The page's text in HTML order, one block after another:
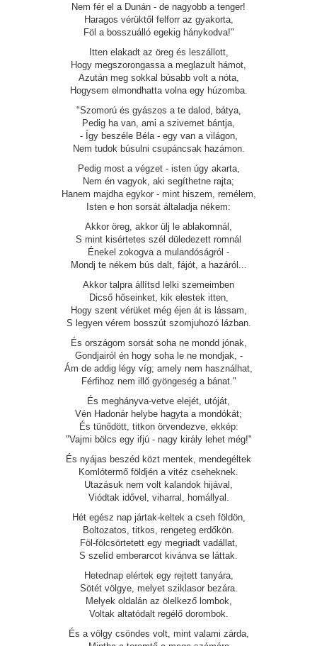
Nem fér el a Dunán - de nagyobb a tenger!
Haragos vérüktől felforr az gyakorta,
Föl a bosszuálló egekig hánykodva!"
Itten elakadt az öreg és leszállott,
Hogy megszorongassa a meglazult hámot,
Azután meg sokkal búsabb volt a nóta,
Hogysem elmondhatta volna egy húzomba.
"Szomorú és gyászos a te dalod, bátya,
Pedig ha van, ami a szivemet bántja,
- Így beszéle Béla - egy van a világon,
Nem tudok búsulni csupáncsak hazámon.
Pedig most a végzet - isten úgy akarta,
Nem én vagyok, aki segíthetne rajta;
Hanem majdha egykor - mint hiszem, remélem,
Isten e hon sorsát általadja nékem:
Akkor öreg, akkor ülj le ablakomnál,
S mint kisértetes szél düledezett romnál
Énekel zokogva a mulandóságról -
Mondj te nékem bús dalt, fájót, a hazáról...
Akkor talpra állítsd lelki szemeimben
Dicső hőseinket, kik elestek itten,
Hogy szent vérüket még éjen át is lássam,
S legyen vérem bosszút szomjuhozó lázban.
És országom sorsát soha ne mondd jónak,
Gondjairól én hogy soha le ne mondjak, -
Ám de addig légy víg; amely nem használhat,
Férfihoz nem illő gyöngeség a bánat."
És meghányva-vetve elejét, utóját,
Vén Hadonár helybe hagyta a mondókát;
És tünődött, titkon örvendezve, ekkép:
"Vajmi bölcs egy ifjú - nagy király lehet még!"
És nyájas beszéd közt mentek, mendegéltek
Komlótermő földjén a vitéz cseheknek.
Utazásuk nem volt kalandok hijával,
Viódtak idővel, viharral, homállyal.
Hét egész nap jártak-keltek a cseh földön,
Boltozatos, titkos, rengeteg erdőkön.
Föl-fölcsörtetett egy megriadt vadállat,
S szelíd emberarcot kivánva se láttak.
Hetednap elértek egy rejtett tanyára,
Sötét völgye, melyet sziklasor bezára.
Melyek oldalán az ölelkező lombok,
Voltak altatódalt regélő dorombok.
És a völgy csöndes volt, mint valami zárda,